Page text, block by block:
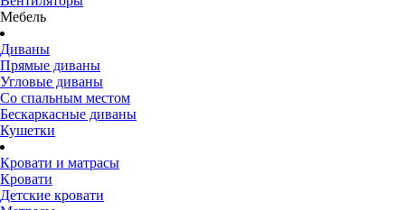
Мебель
Диваны
Прямые диваны
Угловые диваны
Со спальным местом
Бескаркасные диваны
Кушетки
Кровати и матрасы
Кровати
Детские кровати